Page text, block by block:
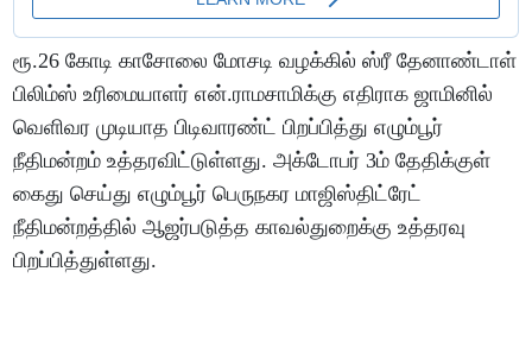
ரூ.26 கோடி காசோலை மோசடி வழக்கில் ஸ்ரீ தேனாண்டாள்
பிலிம்ஸ் உரிமையாளர் என்.ராமசாமிக்கு எதிராக ஜாமினில்
வெளிவர முடியாத பிடிவாரண்ட் பிறப்பித்து எழும்பூர்
நீதிமன்றம் உத்தரவிட்டுள்ளது. அக்டோபர் 3ம் தேதிக்குள்
கைது செய்து எழும்பூர் பெருநகர மாஜிஸ்திட்ரேட்
நீதிமன்றத்தில் ஆஜர்படுத்த காவல்துறைக்கு உத்தரவு
பிறப்பித்துள்ளது.